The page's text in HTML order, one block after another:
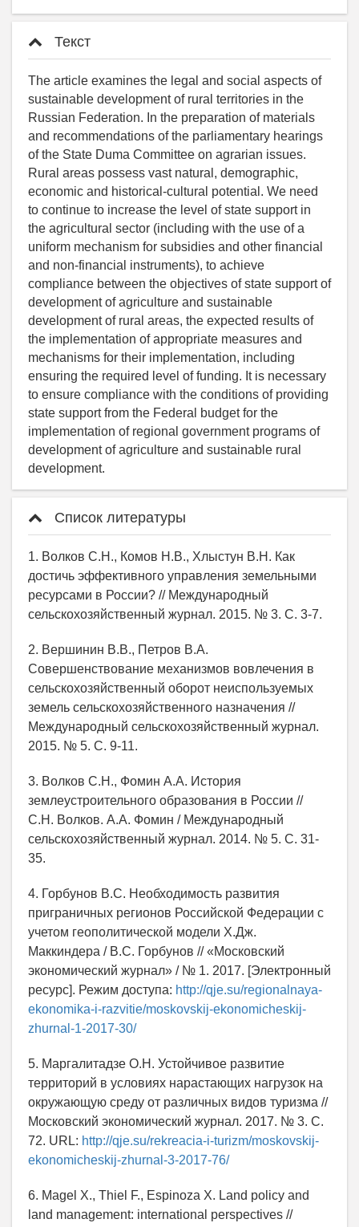
Текст
The article examines the legal and social aspects of
sustainable development of rural territories in the
Russian Federation. In the preparation of materials
and recommendations of the parliamentary hearings
of the State Duma Committee on agrarian issues.
Rural areas possess vast natural, demographic,
economic and historical-cultural potential. We need
to continue to increase the level of state support in
the agricultural sector (including with the use of a
uniform mechanism for subsidies and other financial
and non-financial instruments), to achieve
compliance between the objectives of state support of
development of agriculture and sustainable
development of rural areas, the expected results of
the implementation of appropriate measures and
mechanisms for their implementation, including
ensuring the required level of funding. It is necessary
to ensure compliance with the conditions of providing
state support from the Federal budget for the
implementation of regional government programs of
development of agriculture and sustainable rural
development.
Список литературы
1. Волков С.Н., Комов Н.В., Хлыстун В.Н. Как
достичь эффективного управления земельными
ресурсами в России? // Международный
сельскохозяйственный журнал. 2015. № 3. С. 3-7.
2. Вершинин В.В., Петров В.А.
Совершенствование механизмов вовлечения в
сельскохозяйственный оборот неиспользуемых
земель сельскохозяйственного назначения //
Международный сельскохозяйственный журнал.
2015. № 5. С. 9-11.
3. Волков С.Н., Фомин А.А. История
землеустроительного образования в России //
С.Н. Волков. А.А. Фомин / Международный
сельскохозяйственный журнал. 2014. № 5. С. 31-
35.
4. Горбунов В.С. Необходимость развития
приграничных регионов Российской Федерации с
учетом геополитической модели Х.Дж.
Маккиндера / В.С. Горбунов // «Московский
экономический журнал» / № 1. 2017. [Электронный
ресурс]. Режим доступа: http://qje.su/regionalnaya-
ekonomika-i-razvitie/moskovskij-ekonomicheskij-
zhurnal-1-2017-30/
5. Маргалитадзе О.Н. Устойчивое развитие
территорий в условиях нарастающих нагрузок на
окружающую среду от различных видов туризма //
Московский экономический журнал. 2017. № 3. С.
72. URL: http://qje.su/rekreacia-i-turizm/moskovskij-
ekonomicheskij-zhurnal-3-2017-76/
6. Magel X., Thiel F., Espinoza X. Land policy and
land management: international perspectives //